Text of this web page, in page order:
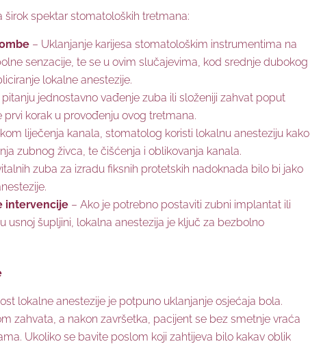
širok spektar stomatoloških tretmana:
– Uklanjanje karijesa stomatološkim instrumentima na
senzacije, te se u ovim slučajevima, kod srednje dubokog
lokalne anestezije.
jednostavno vađenje zuba ili složeniji zahvat poput
korak u provođenju ovog tretmana.
liječenja kanala, stomatolog koristi lokalnu anesteziju kako
zubnog živca, te čišćenja i oblikovanja kanala.
zuba za izradu fiksnih protetskih nadoknada bilo bi jako
intervencije– Ako je potrebno postaviti zubni implantat ili
usnoj šupljini, lokalna anestezija je ključ za bezbolno
lokalne anestezije je potpuno uklanjanje osjećaja bola.
zahvata, a nakon završetka, pacijent se bez smetnje vraća
Ukoliko se bavite poslom koji zahtijeva bilo kakav oblik